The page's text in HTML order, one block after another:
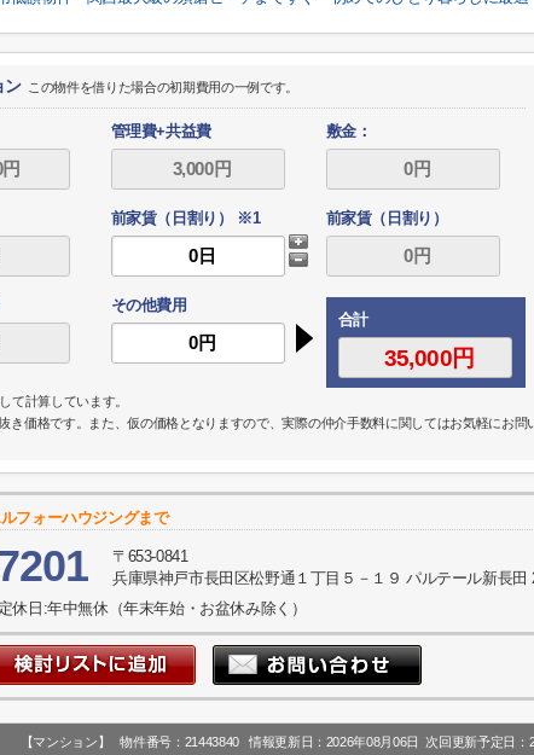
ン この物件を借りた場合の初期費用の一例です。
管理費+共益費 敷金：
前家賃（日割り） ※1 前家賃（日割り）
その他費用
合計
て計算しています。
き価格です。また、仮の価格となりますので、実際の仲介手数料に関してはお気軽にお問
フォーハウジングまで
〒653-0841
兵庫県神戸市長田区松野通１丁目５－１９ パルテール新長田
休日:年中無休（年末年始・お盆休み除く）
【マンション】 物件番号：21443840 情報更新日：2026年08月06日 次回更新予定日：